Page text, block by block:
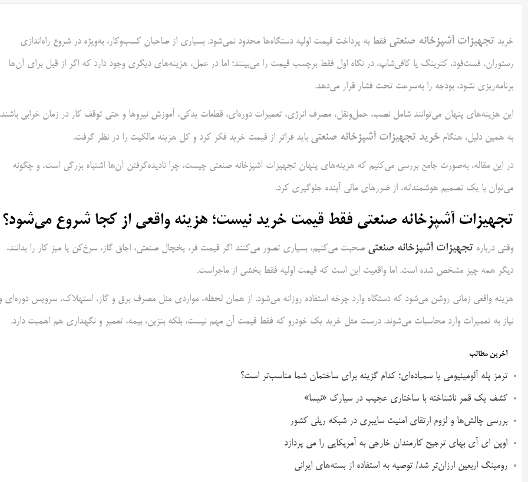
خرید تجهیزات آشپزخانه صنعتی فقط به پرداخت قیمت اولیه دستگاه‌ها محدود نمی‌شود. بسیاری از صاحبان کسب‌وکار، به‌ویژه در شروع راه‌اندازی
رستوران، فست‌فود، کترینگ یا کافی‌شاپ، در نگاه اول فقط برچسب قیمت را می‌بینند؛ اما در عمل، هزینه‌های دیگری وجود دارد که اگر از قبل برای آن‌ها
برنامه‌ریزی نشود، بودجه را به‌سرعت تحت فشار قرار می‌دهد.
این هزینه‌های پنهان می‌توانند شامل نصب، حمل‌ونقل، مصرف انرژی، تعمیرات دوره‌ای، قطعات یدکی، آموزش نیروها و حتی توقف کار در زمان خرابی
به همین دلیل، هنگام خرید تجهیزات آشپزخانه صنعتی باید فراتر از قیمت خرید فکر کرد و کل هزینه مالکیت را در نظر گرفت.
در این مقاله، به‌صورت جامع بررسی می‌کنیم که هزینه‌های پنهان تجهیزات آشپزخانه صنعتی چیست، چرا نادیده‌گرفتن آن‌ها اشتباه بزرگی است، و چگونه
می‌توان با یک تصمیم هوشمندانه، از ضررهای مالی آینده جلوگیری کرد.
تجهیزات آشپزخانه صنعتی فقط قیمت خرید نیست؛ هزینه واقعی از کجا شروع می‌شود؟
وقتی درباره تجهیزات آشپزخانه صنعتی صحبت می‌کنیم، بسیاری تصور می‌کنند اگر قیمت فر، یخچال صنعتی، اجاق گاز، سرخ‌کن یا میز کار را بدانند،
دیگر همه چیز مشخص شده است. اما واقعیت این است که قیمت اولیه فقط بخشی از ماجراست.
هزینه واقعی زمانی روشن می‌شود که دستگاه وارد چرخه استفاده روزانه می‌شود. از همان لحظه، مواردی مثل مصرف برق و گاز، استهلاک، سرویس دوره‌ای
نیاز به تعمیرات وارد محاسبات می‌شوند. درست مثل خرید یک خودرو که فقط قیمت آن مهم نیست، بلکه بنزین، بیمه، تعمیر و نگهداری هم اهمیت دارد.
آخرین مطالب
ترمز پله آلومینیومی یا سمباده‌ای؛ کدام گزینه برای ساختمان شما مناسب‌تر است؟
کشف یک قمر ناشناخته با ساختاری عجیب در سیارک «نیسا»
بررسی چالش‌ها و لزوم ارتقای امنیت سایبری در شبکه ریلی کشور
اوپن ای آی بهای ترجیح کارمندان خارجی به آمریکایی را می پردازد
رومینگ اربعین ارزان‌تر شد/ توصیه به استفاده از بسته‌های ایرانی